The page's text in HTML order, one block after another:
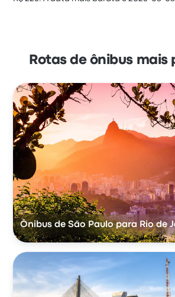
Rotas de ônibus mais
Ônibus de São Paulo para Rio de